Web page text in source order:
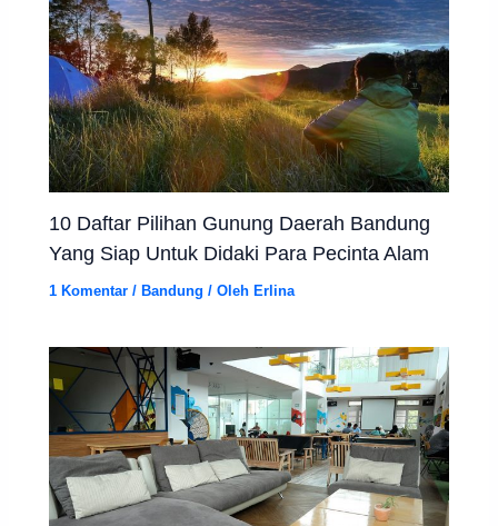
10 Daftar Pilihan Gunung Daerah Bandung
Yang Siap Untuk Didaki Para Pecinta Alam
1 Komentar / Bandung / Oleh Erlina